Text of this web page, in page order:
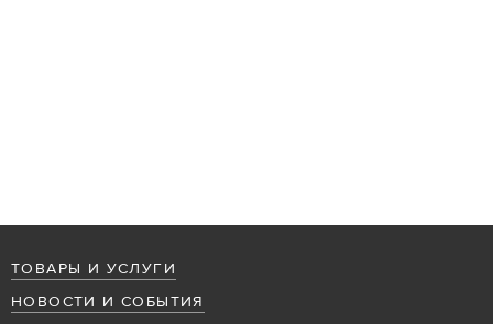
ТОВАРЫ И УСЛУГИ
НОВОСТИ И СОБЫТИЯ